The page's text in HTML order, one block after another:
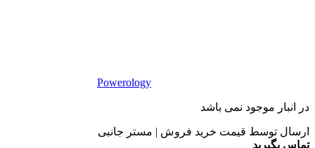
Powerology
در انبار موجود نمی باشد
ارسال توسط قیمت خرید فروش | مستر جانبی
تماس بگیرید